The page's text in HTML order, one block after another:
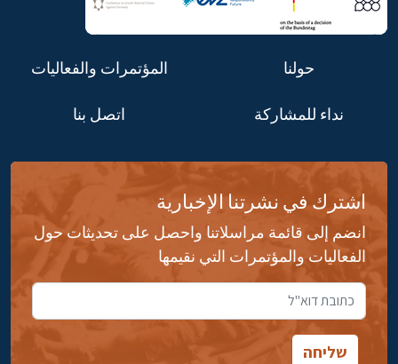
حولنا المؤتمرات والفعاليات
نداء للمشاركة اتصل بنا
اشترك في نشرتنا الإخبارية
انضم إلى قائمة مراسلاتنا واحصل على تحديثات حول
الفعاليات والمؤتمرات التي نقيمها